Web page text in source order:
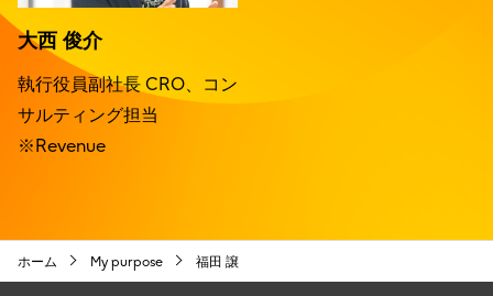
大西 俊介
執行役員副社長 CRO、コン
サルティング担当
※Revenue
ホーム My purpose 福田 譲